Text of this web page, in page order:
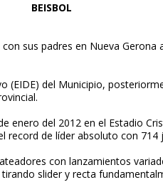
BEISBOL
sus padres en Nueva
(EIDE) del Municipio,
enero del 2012 en el Estadio
record de líder absoluto con 714
con lanzamientos
slider y recta